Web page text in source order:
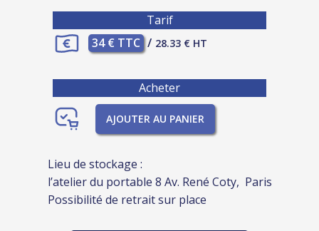
Tarif
34 € TTC / 28.33 € HT
Acheter
AJOUTER AU PANIER
Lieu de stockage :
l’atelier du portable 8 Av. René Coty, Paris
Possibilité de retrait sur place